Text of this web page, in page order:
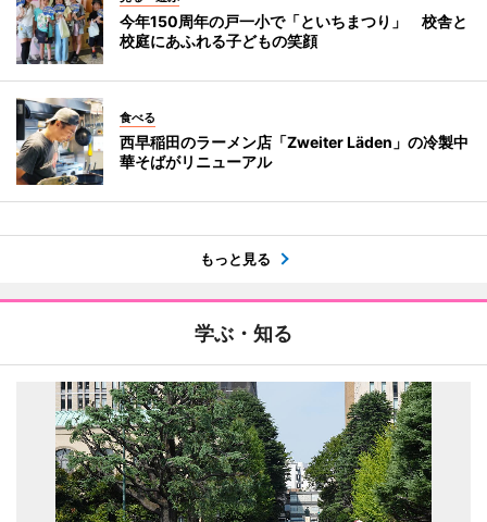
今年150周年の戸一小で「といちまつり」 校舎と
校庭にあふれる子どもの笑顔
食べる
西早稲田のラーメン店「Zweiter Läden」の冷製中
華そばがリニューアル
もっと見る
学ぶ・知る